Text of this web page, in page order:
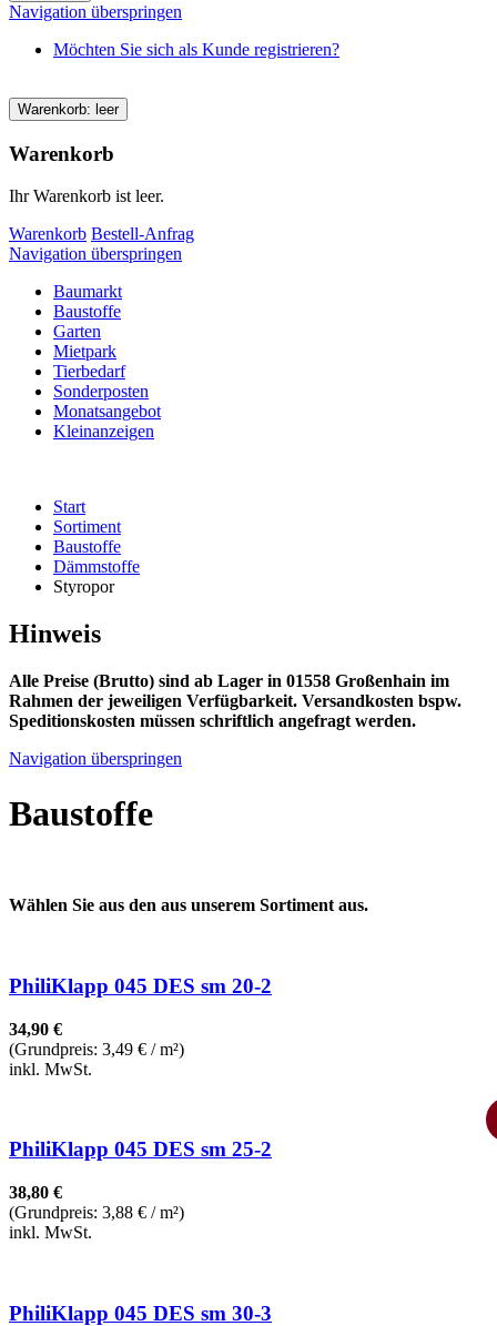
Navigation überspringen
Möchten Sie sich als Kunde registrieren?
Warenkorb: leer
Warenkorb
Ihr Warenkorb ist leer.
Warenkorb Bestell-Anfrag
Navigation überspringen
Baumarkt
Baustoffe
Garten
Mietpark
Tierbedarf
Sonderposten
Monatsangebot
Kleinanzeigen
Start
Sortiment
Baustoffe
Dämmstoffe
Styropor
Hinweis
Alle Preise (Brutto) sind ab Lager in 01558 Großenhain im
Rahmen der jeweiligen Verfügbarkeit. Versandkosten bspw.
Speditionskosten müssen schriftlich angefragt werden.
Navigation überspringen
Baustoffe
Wählen Sie aus den aus unserem Sortiment aus.
PhiliKlapp 045 DES sm 20-2
34,90 €
(Grundpreis: 3,49 € / m²)
inkl. MwSt.
PhiliKlapp 045 DES sm 25-2
38,80 €
(Grundpreis: 3,88 € / m²)
inkl. MwSt.
PhiliKlapp 045 DES sm 30-3